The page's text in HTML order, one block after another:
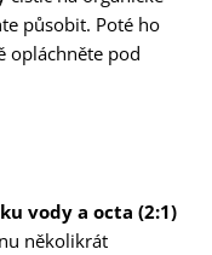
působit. Poté ho
opláchněte pod
vody a octa (2:1)
několikrát